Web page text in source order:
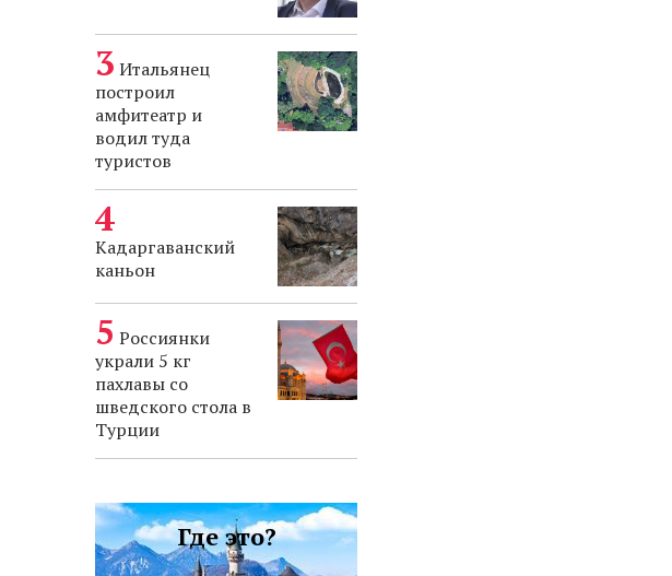
Итальянец
построил
амфитеатр и
водил туда
туристов
Кадаргаванский
каньон
Россиянки
украли 5 кг
пахлавы со
шведского стола в
Турции
Где это?